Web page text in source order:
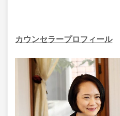
カ ウンセラープロフィール